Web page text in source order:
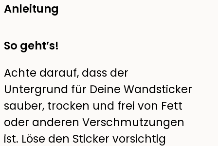
Anleitung
So geht’s!
Achte darauf, dass der
Untergrund für Deine Wandsticker
sauber, trocken und frei von Fett
oder anderen Verschmutzungen
ist. Löse den Sticker vorsichtig